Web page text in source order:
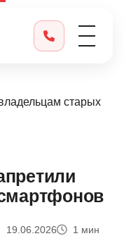
старых
19.06.2026
1 мин